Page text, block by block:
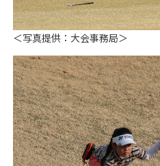
＜写真提供：大会事務局＞